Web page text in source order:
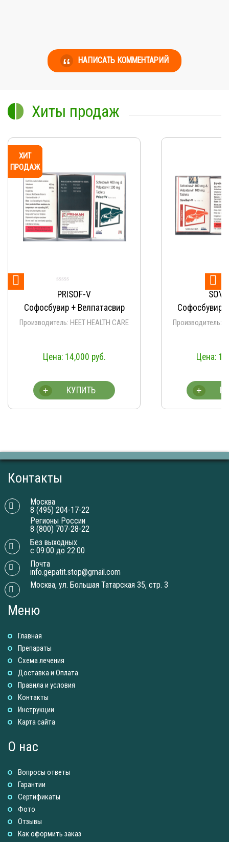
НАПИСАТЬ КОММЕНТАРИЙ
Хиты продаж
CARE
Софосбувир + Велпатасвир
Производитель: HEET HEALTH CARE
 
Контакты
Москва
8 (495) 204-17-22
Регионы России
8 (800) 707-28-22
Без выходных
с 09:00 до 22:00
Почта
info.gepatit.stop@gmail.com
Москва, ул. Большая Татарская 35, стр. 3
Меню
Главная
Препараты
Схема лечения
Доставка и Оплатa
Правила и условия
Контакты
Инструкции
Карта сайта
О нас
Вопросы ответы
Гарантии
Сертификаты
Фото
Отзывы
Как оформить заказ